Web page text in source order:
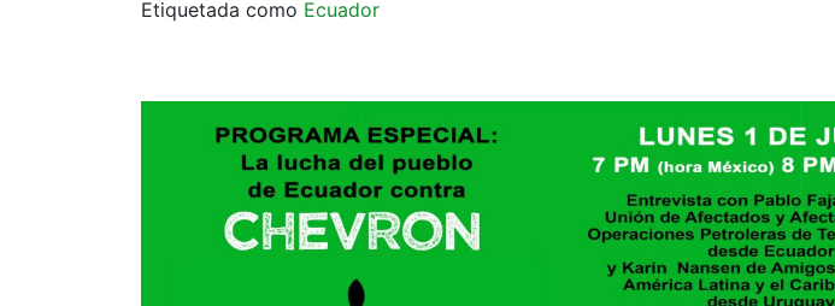
Etiquetada como Ecuador